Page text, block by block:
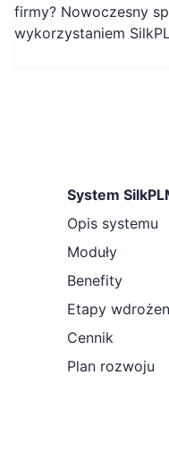
firmy? Nowoczesny
wykorzystaniem
System
Opis systemu
Moduły
Benefity
Etapy
Cennik
Plan rozwoju